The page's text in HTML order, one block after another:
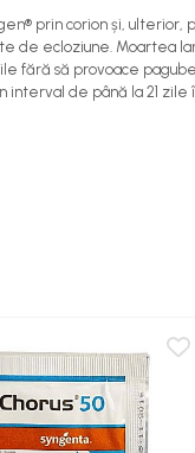
prin corion și, ulterior,
de ecloziune.
fără să provoace
interval de până la 21